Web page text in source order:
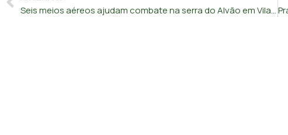
Seis meios aéreos ajudam combate na serra do Alvão em Vila Real